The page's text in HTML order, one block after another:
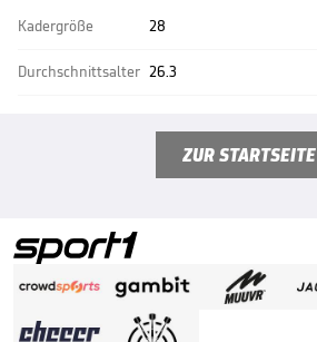
Kadergröße
Durchschnittsalter
28
26.3
ZUR STARTSEITE